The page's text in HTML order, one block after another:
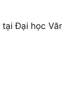
Đại học